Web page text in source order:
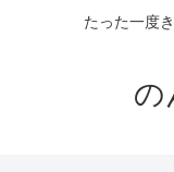
たった一度
の